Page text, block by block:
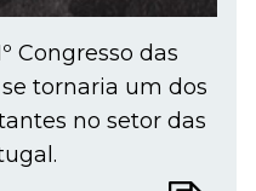
Congresso das
tornaria um dos
no setor das